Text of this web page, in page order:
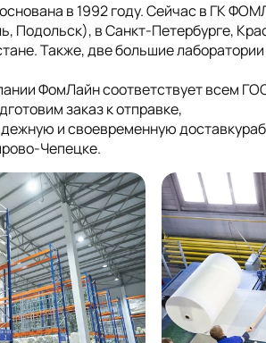
в 1992 году. Сейчас в ГК
Подольск), в Санкт-Петербурге,
Также, две большие
ФомЛайн соответствует всем
заказ к отправке,
и своевременную
Чепецке.